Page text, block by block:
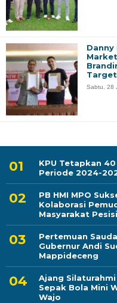
KPU Tetapkan
Periode 2024-
PB HMI MPO
Kolaborasi
Masyarakat
Pertemuan
Gubernur Andi
Mappideceng
Ajang
Sepak Bola Mini
Wajo
Sabtu, 28